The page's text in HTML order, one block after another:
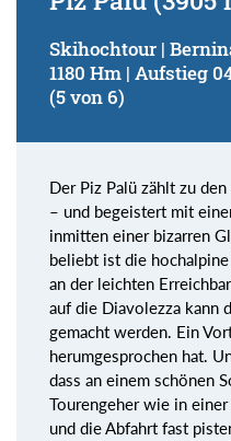
Skihochtour |
1180 Hm | Aufstieg
(5 von 6)
Der Piz Palü zählt zu
– und begeistert mit
inmitten einer bizarren
beliebt ist die
an der leichten
auf die Diavolezza kann
gemacht werden. Ein
herumgesprochen hat.
dass an einem schönen
Tourengeher wie in
und die Abfahrt fast